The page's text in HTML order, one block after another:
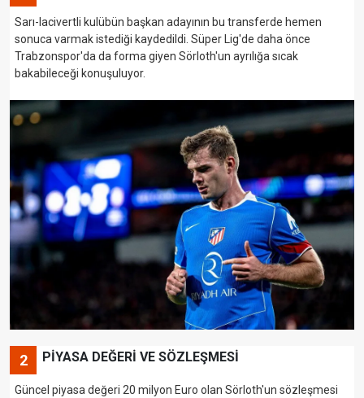
Sarı-lacivertli kulübün başkan adayının bu transferde hemen
sonuca varmak istediği kaydedildi. Süper Lig'de daha önce
Trabzonspor'da da forma giyen Sörloth'un ayrılığa sıcak
bakabileceği konuşuluyor.
2 PİYASA DEĞERİ VE SÖZLEŞMESİ
Güncel piyasa değeri 20 milyon Euro olan Sörloth'un sözleşmesi